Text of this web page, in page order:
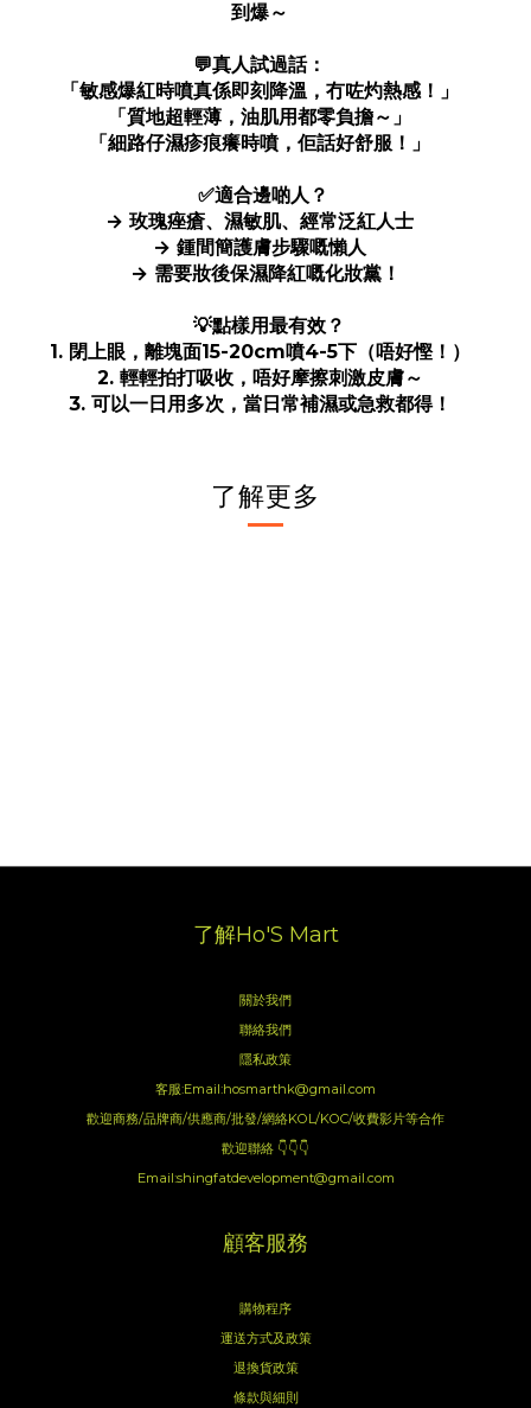
到爆～
💬真人試過話：
「敏感爆紅時噴真係即刻降溫，冇咗灼熱感！」
「質地超輕薄，油肌用都零負擔～」
「細路仔濕疹痕癢時噴，佢話好舒服！」
✅適合邊啲人？
→ 玫瑰痤瘡、濕敏肌、經常泛紅人士
→ 鍾間簡護膚步驟嘅懶人
→ 需要妝後保濕降紅嘅化妝黨！
💡點樣用最有效？
1. 閉上眼，離塊面15-20cm噴4-5下（唔好慳！）
2. 輕輕拍打吸收，唔好摩擦刺激皮膚～
3. 可以一日用多次，當日常補濕或急救都得！
了解更多
了解Ho'S Mart
關於我們
聯絡我們
隱私政策
客服:Email:hosmarthk@gmail.com
歡迎商務/品牌商/供應商/批發/網絡KOL/KOC/收費影片等合作
歡迎聯絡 👇👇👇
Email:shingfatdevelopment@gmail.com
顧客服務
購物程序
運送方式及政策
退換貨政策
條款與細則